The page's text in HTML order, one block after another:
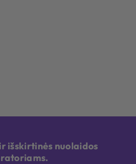
išskirtinės nuolaidos